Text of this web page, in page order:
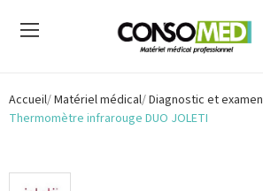
Accueil Matériel médical Diagnostic et examen
Thermomètre infrarouge DUO JOLETI